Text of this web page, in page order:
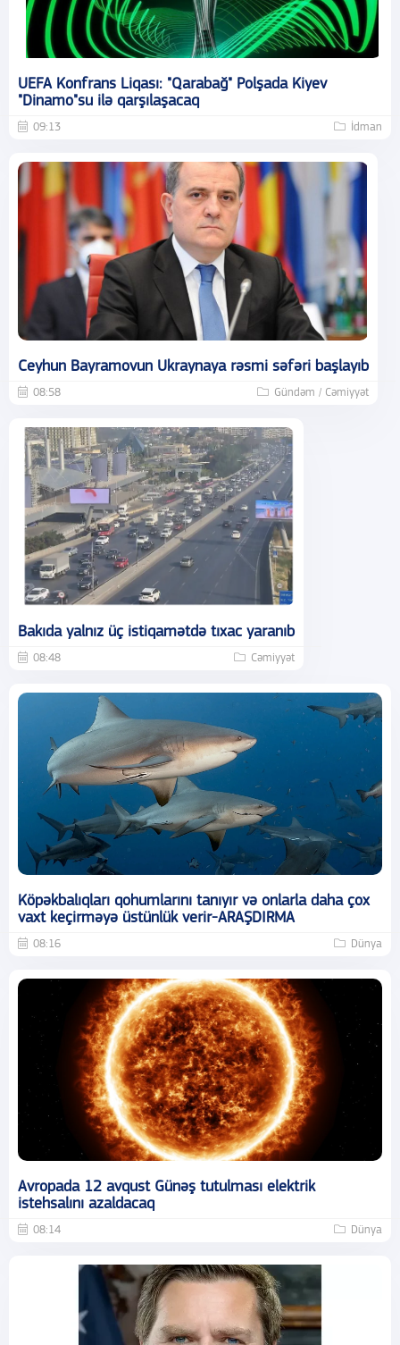
UEFA Konfrans Liqası: "Qarabağ" Polşada Kiyev
"Dinamo"su ilə qarşılaşacaq
09:13 İdman
Ceyhun Bayramovun Ukraynaya rəsmi səfəri başlayıb
08:58 Gündəm / Cəmiyyət
Bakıda yalnız üç istiqamətdə tıxac yaranıb
08:48 Cəmiyyət
Köpəkbalıqları qohumlarını tanıyır və onlarla daha çox
vaxt keçirməyə üstünlük verir-ARAŞDIRMA
08:16 Dünya
Avropada 12 avqust Günəş tutulması elektrik
istehsalını azaldacaq
08:14 Dünya